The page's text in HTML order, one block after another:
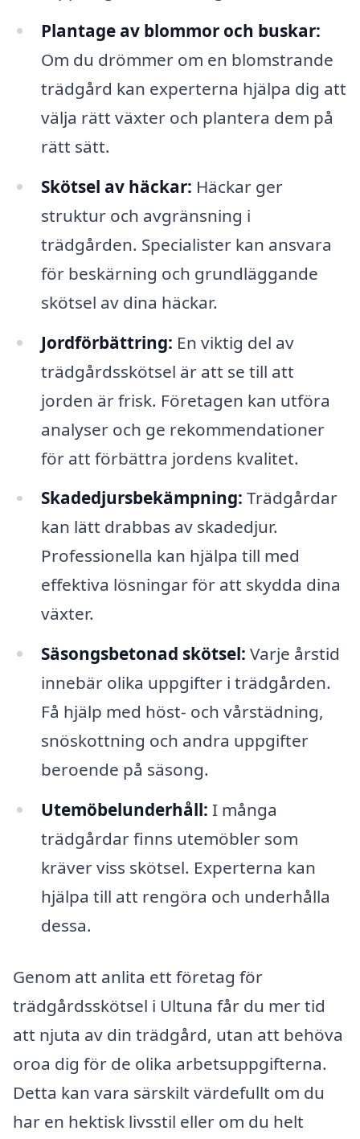
Plantage av blommor och buskar:
Om du drömmer om en blomstrande
trädgård kan experterna hjälpa dig att
välja rätt växter och plantera dem på
rätt sätt.
Skötsel av häckar: Häckar ger
struktur och avgränsning i
trädgården. Specialister kan ansvara
för beskärning och grundläggande
skötsel av dina häckar.
Jordförbättring: En viktig del av
trädgårdsskötsel är att se till att
jorden är frisk. Företagen kan utföra
analyser och ge rekommendationer
för att förbättra jordens kvalitet.
Skadedjursbekämpning: Trädgårdar
kan lätt drabbas av skadedjur.
Professionella kan hjälpa till med
effektiva lösningar för att skydda dina
växter.
Säsongsbetonad skötsel: Varje årstid
innebär olika uppgifter i trädgården.
Få hjälp med höst- och vårstädning,
snöskottning och andra uppgifter
beroende på säsong.
Utemöbelunderhåll: I många
trädgårdar finns utemöbler som
kräver viss skötsel. Experterna kan
hjälpa till att rengöra och underhålla
dessa.
Genom att anlita ett företag för
trädgårdsskötsel i Ultuna får du mer tid
att njuta av din trädgård, utan att behöva
oroa dig för de olika arbetsuppgifterna.
Detta kan vara särskilt värdefullt om du
har en hektisk livsstil eller om du helt